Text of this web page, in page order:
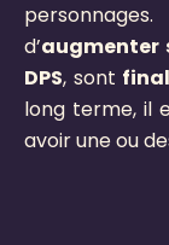
d’augmenter
DPS, sont
long terme, il
avoir une ou